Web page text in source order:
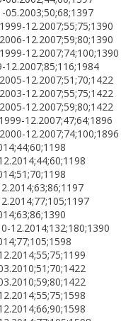
05.2003;50;68;1397
12.2007;55;75;1390
12.2007;59;80;1390
12.2007;74;100;1390
12.2007;85;116;1984
12.2007;51;70;1422
12.2007;55;75;1422
12.2007;59;80;1422
12.2007;47;64;1896
12.2007;74;100;1896
12.2014;132;180;1390